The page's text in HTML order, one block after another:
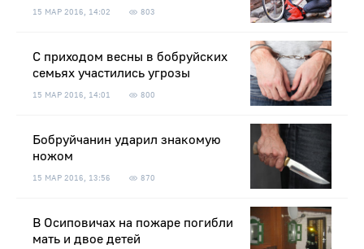
15 МАР 2016, 14:02 803
С приходом весны в бобруйских
семьях участились угрозы
15 МАР 2016, 14:01 800
Бобруйчанин ударил знакомую
ножом
15 МАР 2016, 13:56 870
В Осиповичах на пожаре погибли
мать и двое детей